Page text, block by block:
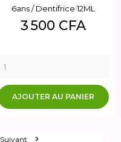
6ans / Dentifrice 12ML
Prix
3 500 CFA
AJOUTER AU PANIER
Suivant 